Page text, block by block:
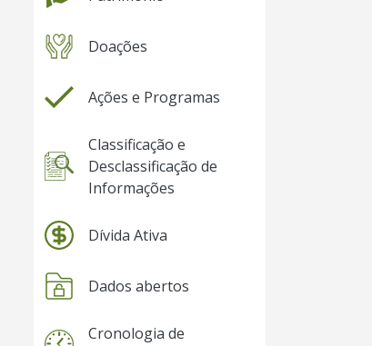
Doações
Ações e Programas
Classificação e
Desclassificação de
Informações
Dívida Ativa
Dados abertos
Cronologia de